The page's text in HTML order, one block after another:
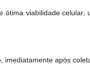
ótima viabilidade celular,
imediatamente após